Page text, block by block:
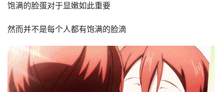
饱满的脸蛋对于显嫩如此重要
然而并不是每个人都有饱满的脸滴